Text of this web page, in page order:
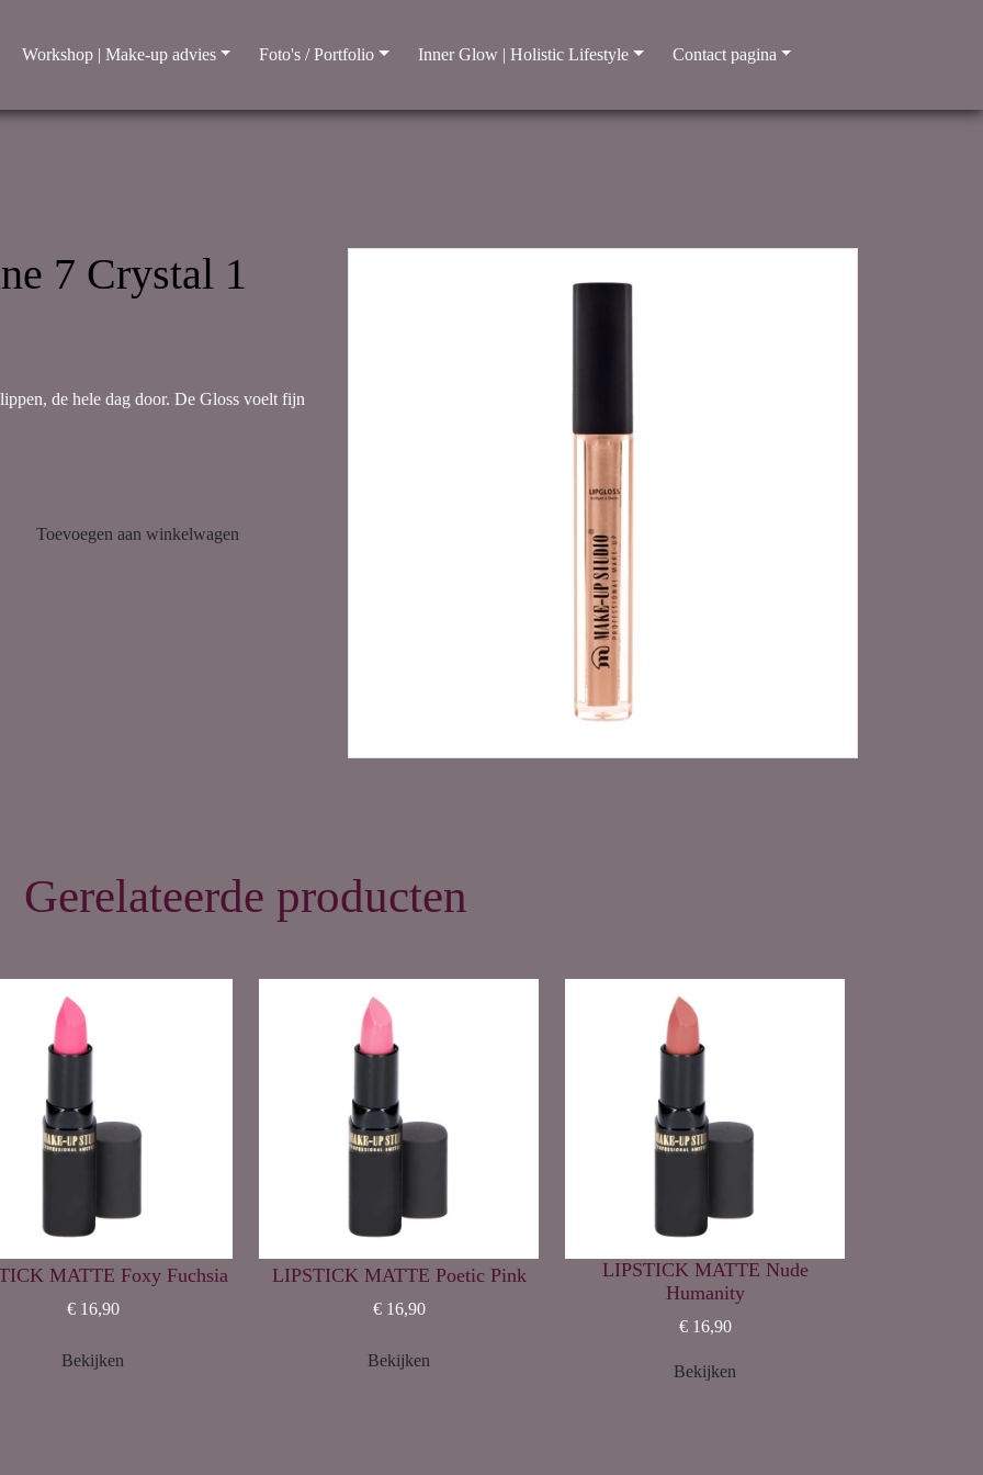
Workshop | Make-up advies Foto's / Portfolio Inner Glow | Holistic Lifestyle Contact pagina
7 Crystal 1
de hele dag door. De Gloss voelt fijn
Toevoegen aan winkelwagen
Gerelateerde producten
MATTE Foxy Fuchsia
€ 16,90
Bekijken
LIPSTICK MATTE Poetic Pink
€ 16,90
Bekijken
LIPSTICK MATTE Nude
Humanity
€ 16,90
Bekijken